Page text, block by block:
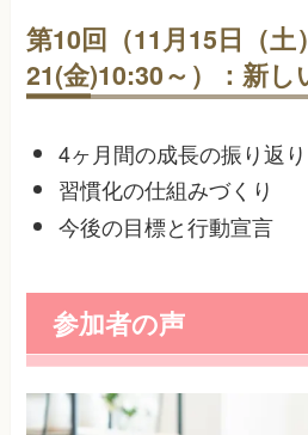
第10回（11月15日（土
21(金)10:30～）：新
4ヶ月間の成長の振り返り
習慣化の仕組みづくり
今後の目標と行動宣言
参加者の声